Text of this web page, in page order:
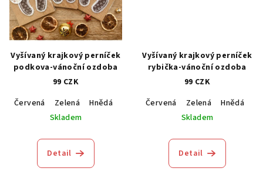
Vyšívaný krajkový perníček
podkova-vánoční ozdoba
99 CZK
Červená
Zelená Hnědá
Modrá
Skladem
Detail
Vyšívaný krajkový perníček
rybička-vánoční ozdoba
99 CZK
Červená
Zelená Hnědá
Skladem
Detail